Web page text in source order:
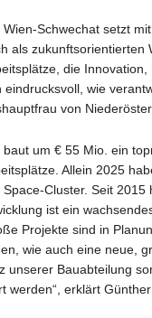
Wien-Schwechat setzt
als zukunftsorientierten
die
eindrucksvoll, wie
von
baut um € 55 Mio. ein
Allein 2025
Cluster. Seit
ist ein
Projekte sind in
wie auch eine neue,
unserer Bauabteilung
werden“, erklärt